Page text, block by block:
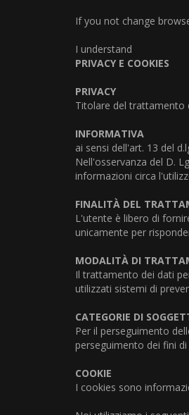
If you not change
I understand
PRIVACY E COOKIES
PRIVACY
Titolare del trattamento
INFORMATIVA
ai sensi dell'art. 13 del
Nell'osservanza del D.
informazioni circa
FINALITÀ DEL
L'utente è libero di
unicamente per
MODALITÀ DI
Il trattamento dei dati
utilizzati sistemi di
CATEGORIE DI
Per il perseguimento
perseguimento dei fini di
COOKIE
I cookies sono